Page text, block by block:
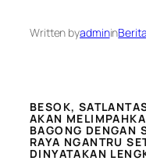
Written byadminin
BESOK,
AKAN
BAGONG DENGAN
RAYA NGANTRU
DINYATAKAN